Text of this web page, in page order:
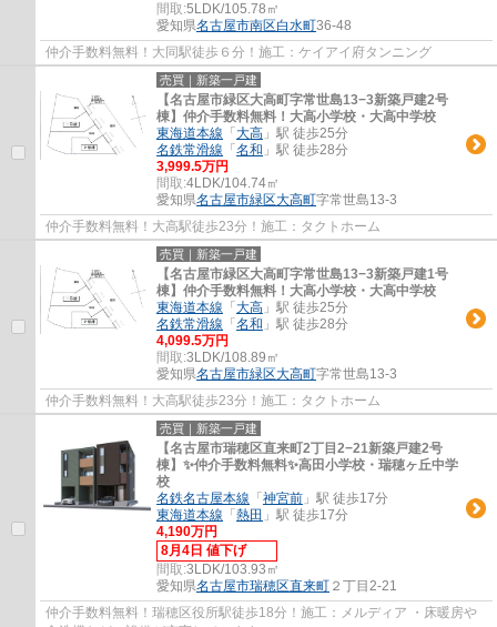
間取:5LDK/105.78㎡
愛知県名古屋市南区白水町36-48
仲介手数料無料！大同駅徒歩６分！施工：ケイアイ府タンニング
売買｜新築一戸建
【名古屋市緑区大高町字常世島13−3新築戸建2号
棟】仲介手数料無料！大高小学校・大高中学校
東海道本線 「 大高 」駅 徒歩25分
名鉄常滑線 「 名和 」駅 徒歩28分
3,999.5万円
間取:4LDK/104.74㎡
愛知県名古屋市緑区大高町字常世島13-3
仲介手数料無料！大高駅徒歩23分！施工：タクトホーム
売買｜新築一戸建
【名古屋市緑区大高町字常世島13−3新築戸建1号
棟】仲介手数料無料！大高小学校・大高中学校
東海道本線 「 大高 」駅 徒歩25分
名鉄常滑線 「 名和 」駅 徒歩28分
4,099.5万円
間取:3LDK/108.89㎡
愛知県名古屋市緑区大高町字常世島13-3
仲介手数料無料！大高駅徒歩23分！施工：タクトホーム
売買｜新築一戸建
【名古屋市瑞穂区直来町2丁目2−21新築戸建2号
棟】✨️仲介手数料無料✨️高田小学校・瑞穂ヶ丘中学
校
名鉄名古屋本線 「 神宮前 」駅 徒歩17分
東海道本線 「 熱田 」駅 徒歩17分
4,190万円
8月4日 値下げ
間取:3LDK/103.93㎡
愛知県名古屋市瑞穂区直来町 ２丁目2-21
仲介手数料無料！瑞穂区役所駅徒歩18分！施工：メルディア ・床暖房や